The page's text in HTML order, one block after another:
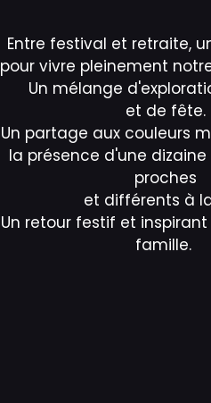
Entre festival et retraite,
pour vivre pleinement
Un mélange
et de fête.
Un partage aux couleurs
la présence d'une
proches
et différents à
Un retour festif et
famille.